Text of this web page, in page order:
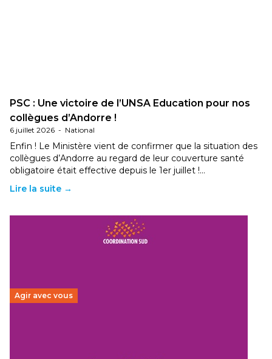
PSC : Une victoire de l’UNSA Education pour nos
collègues d’Andorre !
6 juillet 2026 - National
Enfin ! Le Ministère vient de confirmer que la situation des
collègues d’Andorre au regard de leur couverture santé
obligatoire était effective depuis le 1er juillet !…
Lire la suite →
Agir avec vous